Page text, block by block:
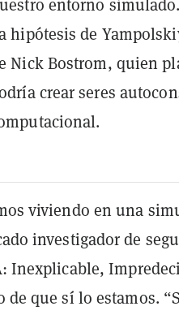
entorno simulado.
hipótesis de
Nick Bostrom, quien
crear seres
viviendo en una
investigador de
Inexplicable,
de que sí lo estamos.